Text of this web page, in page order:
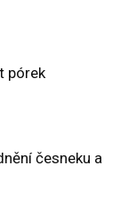
pórek
česneku a